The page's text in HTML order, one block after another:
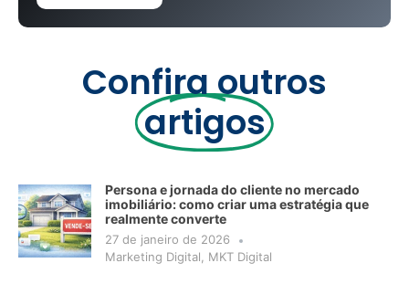
Confira outros
artigos
Persona e jornada do cliente no mercado
imobiliário: como criar uma estratégia que
realmente converte
27 de janeiro de 2026
Marketing Digital, MKT Digital